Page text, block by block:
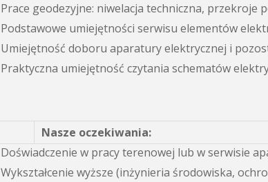
Prace geodezyjne: niwelacja techniczna, przekroje
Podstawowe umiejętności serwisu elementów
Umiejętność doboru aparatury elektrycznej i
Praktyczna umiejętność czytania schematów
Nasze oczekiwania:
Doświadczenie w pracy terenowej lub w serwisie
Wykształcenie wyższe (inżynieria środowiska,